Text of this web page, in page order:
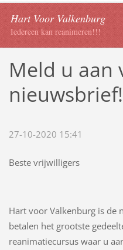
Hart Voor Valkenburg
Iedereen kan reanimeren!!!
Meld u aan
27-10-2020 15:41
Beste vrijwilligers
Hart voor Valkenburg is de
betalen het grootste
reanimatiecursus waar u